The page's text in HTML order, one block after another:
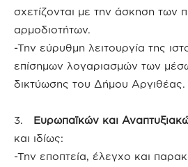
σχετίζονται με την άσκηση των
αρμοδιοτήτων.
-Την εύρυθμη λειτουργία της
επίσημων λογαριασμών των
δικτύωσης του Δήμου Αργιθέας.
3. Ευρωπαϊκών και
και ιδίως:
-Την εποπτεία, έλεγχο και